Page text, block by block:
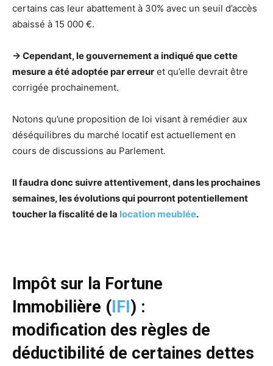
certains cas leur abattement à 30% avec un seuil d’accès
abaissé à 15 000 €.
-> Cependant, le gouvernement a indiqué que cette
mesure a été adoptée par erreur et qu’elle devrait être
corrigée prochainement.
Notons qu’une proposition de loi visant à remédier aux
déséquilibres du marché locatif est actuellement en
cours de discussions au Parlement.
Il faudra donc suivre attentivement, dans les prochaines
semaines, les évolutions qui pourront potentiellement
toucher la fiscalité de la location meublée.
Impôt sur la Fortune
Immobilière ( IFI ) :
modification des règles de
déductibilité de certaines dettes